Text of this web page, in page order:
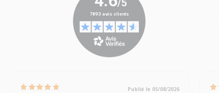
Publié le 05/08/2026